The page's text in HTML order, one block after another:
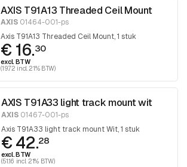
AXIS T91A13 Threaded Ceil Mount
AXIS 01464-001-ps
Axis T91A13 Threaded Ceil Mount, 1 stuk
€ 16.30
excl. BTW
(19.72 incl. 21% BTW)
AXIS T91A33 light track mount wit
AXIS01467-001-ps
Axis T91A33 light track mount Wit, 1 stuk
€ 42.28
excl. BTW
(51.16 incl. 21% BTW)